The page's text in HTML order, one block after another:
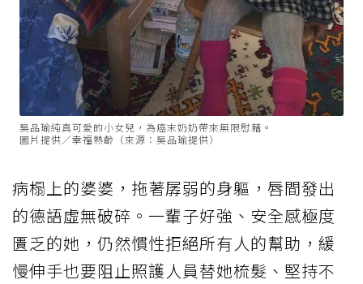
吳品瑜純真可愛的小女兒，為癌末奶奶帶來無限慰藉。
圖片提供／幸福熟齡（來源：吳品瑜提供）
病榻上的婆婆，拖著孱弱的身軀，唇間發出
的德語虛無破碎。一輩子好強、安全感極度
匱乏的她，仍然慣性拒絕所有人的幫助，緩
慢伸手也要阻止照護人員替她梳髮、堅持不